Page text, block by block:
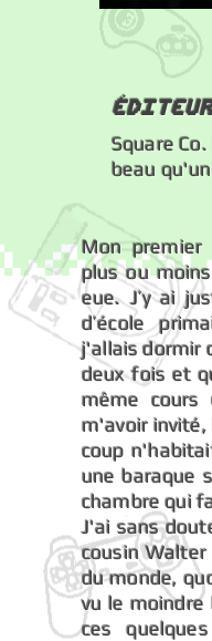
Square
beau
Mon
plus ou
eue. J’y ai
d’école
j'allais dormir
deux fois et
même
m'avoir invité,
coup
une baraque
chambre qui
J'ai sans
cousin
du monde,
vu le moindre
ces